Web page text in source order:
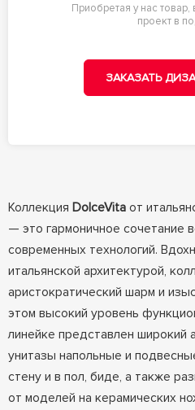
Приобретая у нас
проект в
ЗАКАЗАТЬ
Коллекция DolceVitaот
— это гармоничное сочетание
современных технологий.
итальянской архитектурой,
аристократический шарм и
этом высокий уровень
линейке представлен широкий
унитазы напольные и
стену и в пол, биде, а также
от моделей на керамических